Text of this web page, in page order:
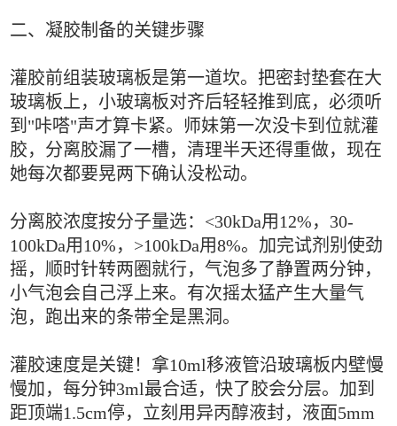
二、凝胶制备的关键步骤
灌胶前组装玻璃板是第一道坎。把密封垫套在大
玻璃板上，小玻璃板对齐后轻轻推到底，必须听
到"咔嗒"声才算卡紧。师妹第一次没卡到位就灌
胶，分离胶漏了一槽，清理半天还得重做，现在
她每次都要晃两下确认没松动。
分离胶浓度按分子量选：<30kDa用12%，30-
100kDa用10%，>100kDa用8%。加完试剂别使劲
摇，顺时针转两圈就行，气泡多了静置两分钟，
小气泡会自己浮上来。有次摇太猛产生大量气
泡，跑出来的条带全是黑洞。
灌胶速度是关键！拿10ml移液管沿玻璃板内壁慢
慢加，每分钟3ml最合适，快了胶会分层。加到
距顶端1.5cm停，立刻用异丙醇液封，液面5mm